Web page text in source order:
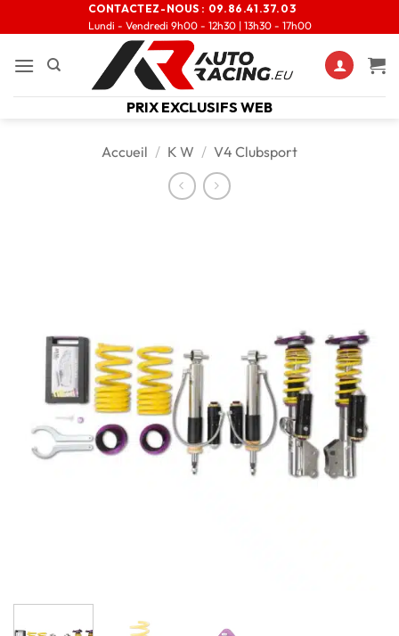
CONTACTEZ-NOUS : 09.86.41.37.03
Lundi - Vendredi 9h00 - 12h30 | 13h30 - 17h00
PRIX EXCLUSIFS WEB
Accueil / K W / V4 Clubsport